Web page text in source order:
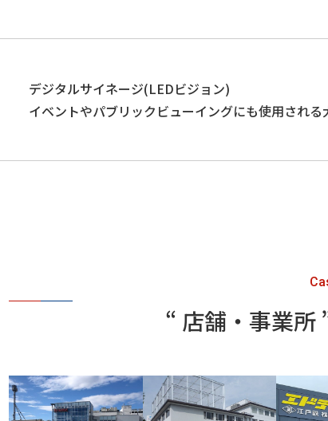
デジタルサイネージ(LEDビジョン)
イベントやパブリックビューイングにも使用される
“ 店舗・事業所